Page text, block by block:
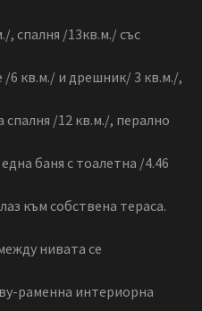
спалня /13кв.м./ със
6 кв.м./ и дрешник/ 3 кв.м./,
спалня /12 кв.м./, перално
баня с тоалетна /4.46
към собствена тераса.
нивата се
раменна интериорна